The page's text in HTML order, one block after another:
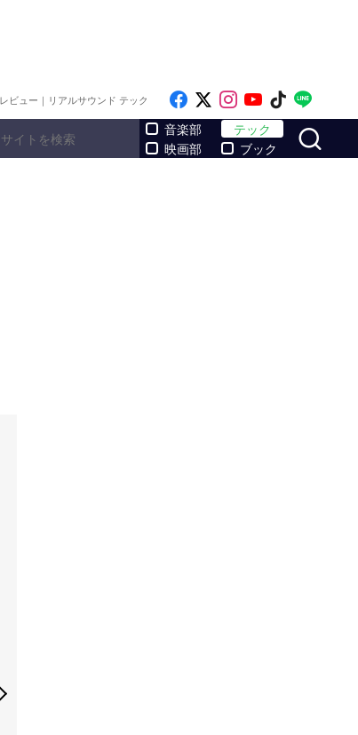
ビュー｜リアルサウンド テック Like on Facebook
Follow on x
Follow on
Follow on
Follow
音楽部
映画部
テック
ブック